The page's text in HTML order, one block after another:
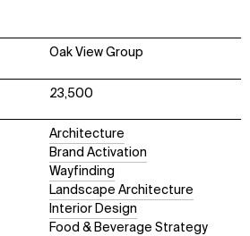
Oak View Group
23,500
Architecture
Brand Activation
Wayfinding
Landscape Architecture
Interior Design
Food & Beverage Strategy